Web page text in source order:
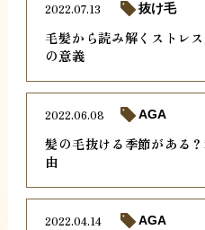
毛髪から読み解くストレ
の意義
2022.07.13 抜け毛
髪の毛抜ける季節がある
由
2022.06.08 AGA
2022.04.14 AGA